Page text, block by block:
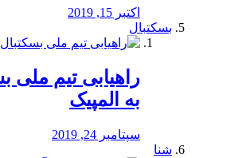
اکتبر 15, 2019
بسکتبال
راهیابی تیم ملی
به المپیک
سپتامبر 24, 2019
شنا